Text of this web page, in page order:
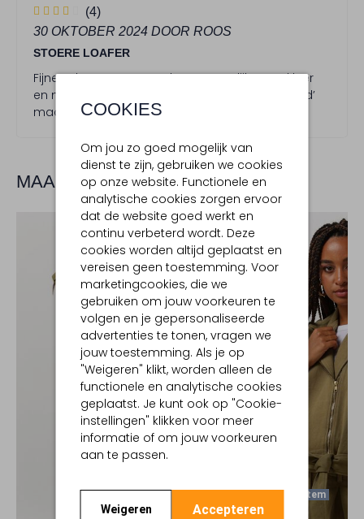
COOKIES
Om jou zo goed mogelijk van
dienst te zijn, gebruiken we cookies
op onze website. Functionele en
analytische cookies zorgen ervoor
dat de website goed werkt en
continu verbeterd wordt. Deze
cookies worden altijd geplaatst en
vereisen geen toestemming. Voor
marketingcookies, die we
gebruiken om jouw voorkeuren te
volgen en je gepersonaliseerde
advertenties te tonen, vragen we
jouw toestemming. Als je op
"Weigeren" klikt, worden alleen de
functionele en analytische cookies
geplaatst. Je kunt ook op "Cookie-
instellingen" klikken voor meer
informatie of om jouw voorkeuren
aan te passen.
Weigeren Accepteren
4
S
t
e
r
r
e
(4)
30 OKTOBER 2024 DOOR ROOS
STOERE LOAFER
Fijne schoen! Stoer en elegant tegelijk. Goed leer
en mooi afgewerkt. Mijn eerste schoen van ‘Fred’
maar zeker niet de laatste :)
MAAK JE LOOK COMPLEET
Laatste Item
-50%